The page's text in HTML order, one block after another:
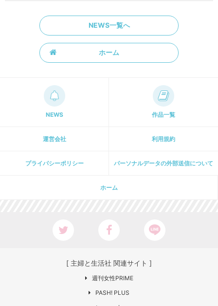
NEWS一覧へ
ホーム
NEWS 作品一覧
運営会社 利用規約
プライパシーポリシー パーソナルデータの外部送信について
ホーム
[ 主婦と生活社 関連サイト ]
週刊女性PRIME
PASH! PLUS